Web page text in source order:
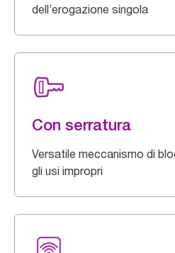
dell’erogazione singola
Con serratura
Versatile meccanismo di
gli usi impropri